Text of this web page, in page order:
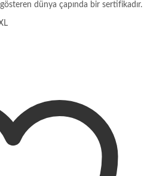
dünya çapında bir sertifikadır.